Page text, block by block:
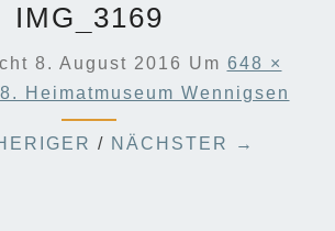
IMG_3169
8. August 2016 Um 648 ×
Heimatmuseum Wennigsen
/ NÄCHSTER →